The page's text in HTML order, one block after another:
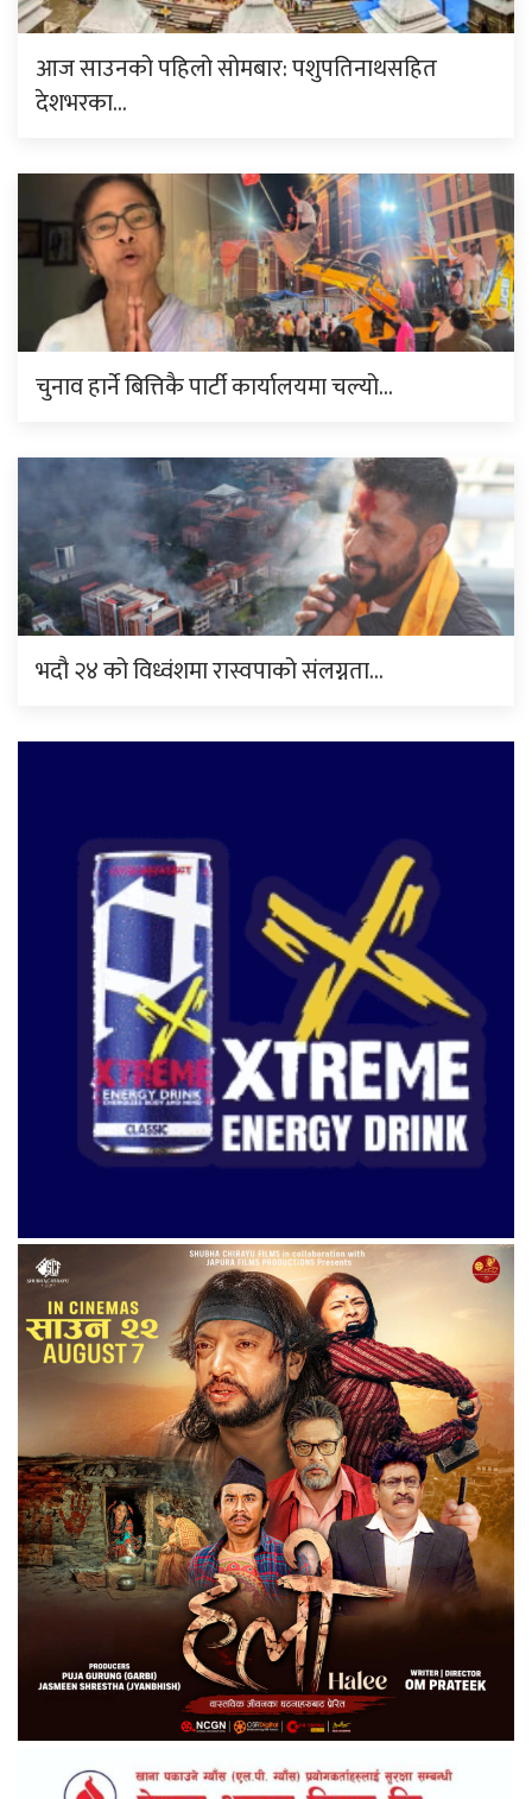
आज साउनको पहिलो सोमबार: पशुपतिनाथसहित
देशभरका…
चुनाव हार्ने बित्तिकै पार्टी कार्यालयमा चल्यो…
भदौ २४ को विध्वंशमा रास्वपाको संलग्नता…